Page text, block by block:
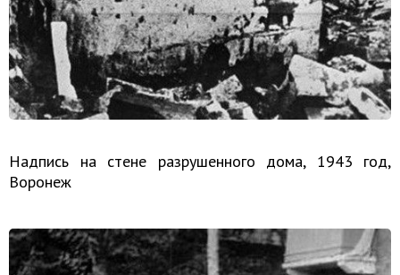
Надпись на стене разрушенного дома, 1943 год,
Воронеж